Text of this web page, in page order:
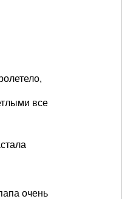
все
очень